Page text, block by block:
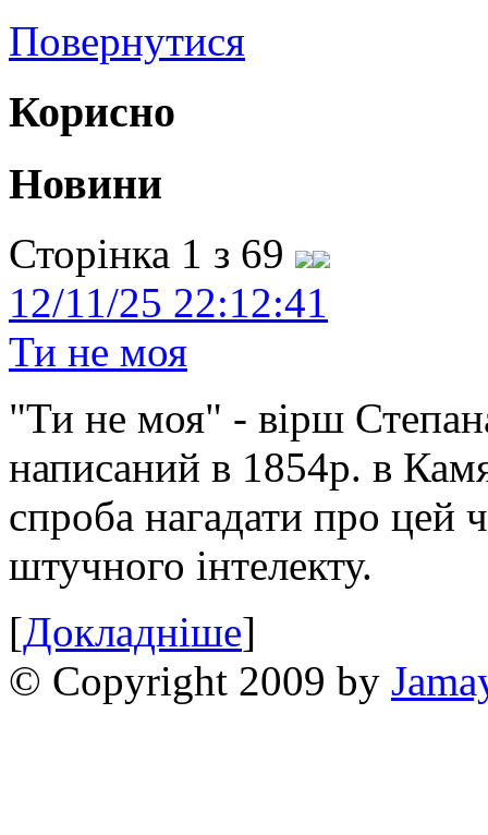
Повернутися
Корисно
Новини
Сторінка 1 з 69
12/11/25 22:12:41
Ти не моя
"Ти не моя" - вірш
написаний в 1854р. в
спроба нагадати про цей
штучного інтелекту.
[Докладніше]
© Copyright 2009 by